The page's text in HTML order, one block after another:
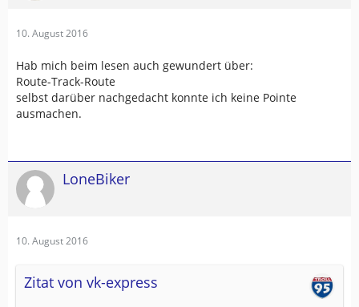
10. August 2016
Hab mich beim lesen auch gewundert über:
Route-Track-Route
selbst darüber nachgedacht konnte ich keine Pointe
ausmachen.
LoneBiker
10. August 2016
Zitat von vk-express